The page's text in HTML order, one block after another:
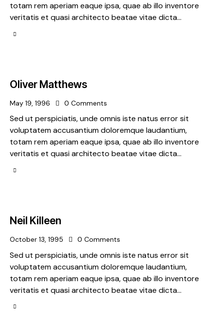
totam rem aperiam eaque ipsa, quae ab illo inventore
veritatis et quasi architecto beatae vitae dicta…
Oliver Matthews
May 19, 1996 0 Comments
Sed ut perspiciatis, unde omnis iste natus error sit
voluptatem accusantium doloremque laudantium,
totam rem aperiam eaque ipsa, quae ab illo inventore
veritatis et quasi architecto beatae vitae dicta…
Neil Killeen
October 13, 1995 0 Comments
Sed ut perspiciatis, unde omnis iste natus error sit
voluptatem accusantium doloremque laudantium,
totam rem aperiam eaque ipsa, quae ab illo inventore
veritatis et quasi architecto beatae vitae dicta…